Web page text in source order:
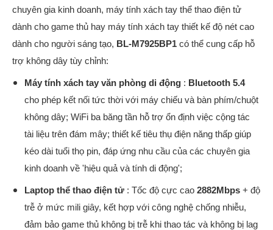
chuyên gia kinh doanh, máy tính xách tay thể thao điện tử
dành cho game thủ hay máy tính xách tay thiết kế độ nét cao
dành cho người sáng tạo, BL-M7925BP1 có thể cung cấp hỗ
trợ không dây tùy chỉnh:
Máy tính xách tay văn phòng di động : Bluetooth 5.4
cho phép kết nối tức thời với máy chiếu và bàn phím/chuột
không dây; WiFi ba băng tần hỗ trợ ổn định việc cộng tác
tài liệu trên đám mây; thiết kế tiêu thụ điện năng thấp giúp
kéo dài tuổi thọ pin, đáp ứng nhu cầu của các chuyên gia
kinh doanh về 'hiệu quả và tính di động';
Laptop thể thao điện tử : Tốc độ cực cao 2882Mbps + độ
trễ ở mức mili giây, kết hợp với công nghệ chống nhiễu,
đảm bảo game thủ không bị trễ khi thao tác và không bị lag